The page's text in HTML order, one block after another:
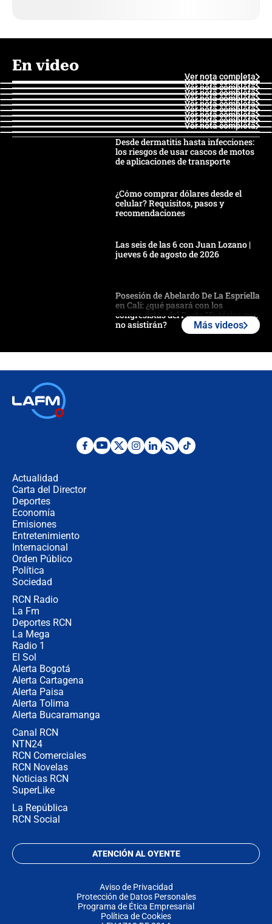
En video
Ver nota completa
Ver nota completa
Ver nota completa
Ver nota completa
Ver nota completa
Ver nota completa
Ver nota completa
Ver nota completa
Ver nota completa
Ver nota completa
Desde dermatitis hasta infecciones:
los riesgos de usar cascos de motos
de aplicaciones de transporte
¿Cómo comprar dólares desde el
celular? Requisitos, pasos y
recomendaciones
Las seis de las 6 con Juan Lozano |
jueves 6 de agosto de 2026
Posesión de Abelardo De La Espriella
en Cali: ¿qué pasará con los
congresistas del Pacto Histórico que
no asistirán?
¿Por qué De la Espriella gobernará
Más videos
Actualidad
Carta del Director
Deportes
Economía
Emisiones
Entretenimiento
Internacional
Orden Público
Política
Sociedad
RCN Radio
La Fm
Deportes RCN
La Mega
Radio 1
El Sol
Alerta Bogotá
Alerta Cartagena
Alerta Paisa
Alerta Tolima
Alerta Bucaramanga
Canal RCN
NTN24
RCN Comerciales
RCN Novelas
Noticias RCN
SuperLike
La República
RCN Social
ATENCIÓN AL OYENTE
Aviso de Privacidad
Protección de Datos Personales
Programa de Ética Empresarial
Política de Cookies